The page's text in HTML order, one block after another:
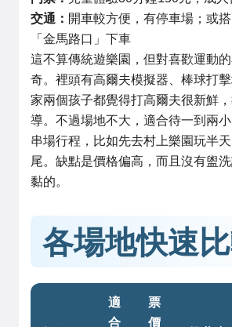
交通： 開車較方便，有停車場；或
「金馬路口」下車
這不算傳統遊樂園，但對喜歡運動
奇。裡頭有高爾夫模擬器、棒球打
家兩個孩子都覺得打高爾夫很新鮮
導。不過場地不大，適合待一到兩
串場行程，比如先去村上樂園玩半
尾。缺點是價格偏高，而且沒有盥
黏的。
各場地快速
適
合
票
價